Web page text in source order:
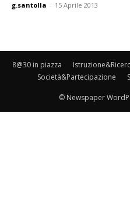
g.santolla - 15 Aprile 2013
8@30 in piazza
Società&Partecipazione
© Newspaper